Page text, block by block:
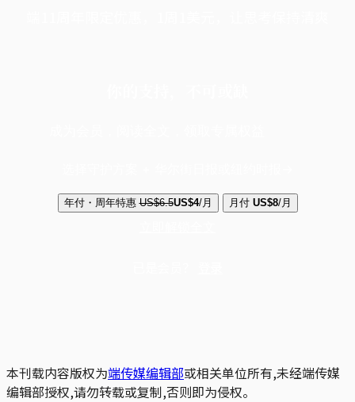
年付・周年特惠 US$6.5US$4/月 月付 US$8/月
本刊载内容版权为端传媒编辑部或相关单位所有,未经端传媒
编辑部授权,请勿转载或复制,否则即为侵权。